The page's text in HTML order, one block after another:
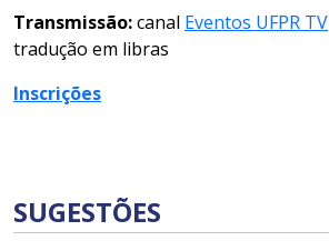
Transmissão:canal Eventos UFPR TV
tradução em libras
Inscrições
SUGESTÕES